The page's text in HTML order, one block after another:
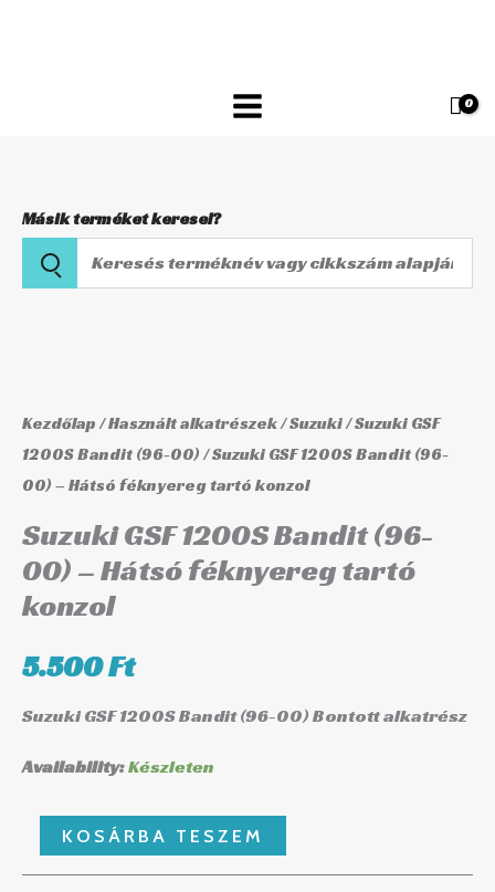
Másik terméket keresel?
Keresés
terméknév
Kezdőlap/Használt alkatrészek/Suzuki/Suzuki GSF
1200S Bandit (96-00)/ Suzuki GSF 1200S Bandit (96-
00) – Hátsó féknyereg tartó konzol
Suzuki GSF 1200S Bandit (96-
00) – Hátsó féknyereg tartó
konzol
5.500Ft
Suzuki GSF 1200S Bandit (96-00) Bontott alkatrész
Availability:Készleten
Bandit
(96-
00)
Hátsó
féknyereg
tartó
konzol
KOSÁRBA TESZEM
féknyereg
konzol